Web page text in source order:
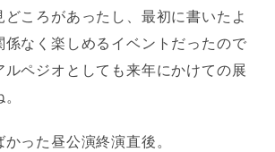
ころがあったし、最初に書いたよ
係なく楽しめるイベントだったので
ルペジオとしても来年にかけての展
った昼公演終演直後。